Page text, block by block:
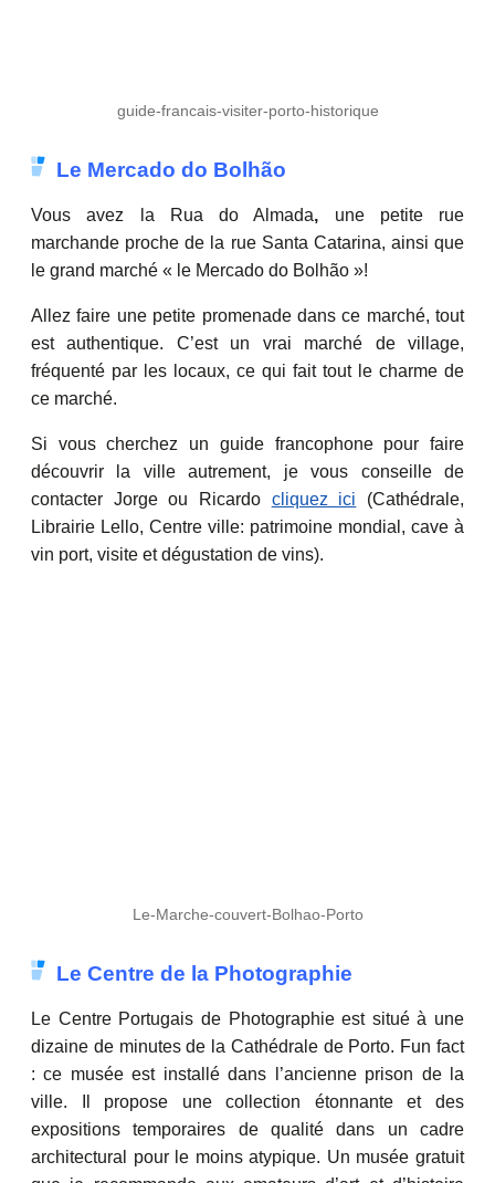
guide-francais-visiter-porto-historique
Le Mercado do Bolhão
Vous avez la Rua do Almada, une petite rue
marchande proche de la rue Santa Catarina, ainsi que
le grand marché « le Mercado do Bolhão »!
Allez faire une petite promenade dans ce marché, tout
est authentique. C’est un vrai marché de village,
fréquenté par les locaux, ce qui fait tout le charme de
ce marché.
Si vous cherchez un guide francophone pour faire
découvrir la ville autrement, je vous conseille de
contacter Jorge ou Ricardo cliquez ici (Cathédrale,
Librairie Lello, Centre ville: patrimoine mondial, cave à
vin port, visite et dégustation de vins).
Le-Marche-couvert-Bolhao-Porto
Le Centre de la Photographie
Le Centre Portugais de Photographie est situé à une
dizaine de minutes de la Cathédrale de Porto. Fun fact
: ce musée est installé dans l’ancienne prison de la
ville. Il propose une collection étonnante et des
expositions temporaires de qualité dans un cadre
architectural pour le moins atypique. Un musée gratuit